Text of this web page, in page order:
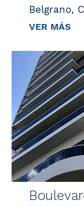
Belgrano,
VER MÁS